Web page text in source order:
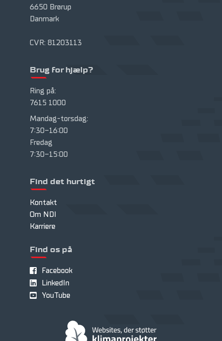
6650 Brørup
Danmark
CVR: 81203113
Brug for hjælp?
Ring på:
7615 1000
Mandag-torsdag:
7:30-16:00
Fredag
7:30-15:00
Find det hurtigt
Kontakt
Om NDI
Karriere
Find os på
Facebook
LinkedIn
YouTube